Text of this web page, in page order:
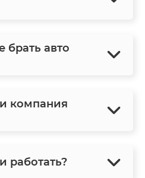
брать авто
компания
работать?